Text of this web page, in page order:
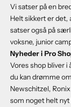
Vi satser på en
Helt sikkert er det,
satser også på
voksne, junior
Nyheder i Pro
Vores shop bliver i
du kan drømme
Newschitzel,
som noget helt nyt